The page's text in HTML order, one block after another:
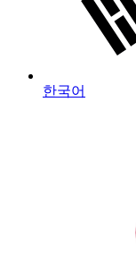
한국어